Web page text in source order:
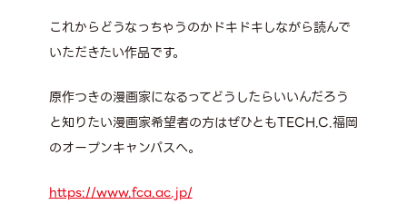
これからどうなっちゃうのかドキドキしながら読んで
いただきたい作品です。
原作つきの漫画家になるってどうしたらいいんだろう
と知りたい漫画家希望者の方はぜひともTECH.C.福岡
のオープンキャンパスへ。
https://www.fca.ac.jp/